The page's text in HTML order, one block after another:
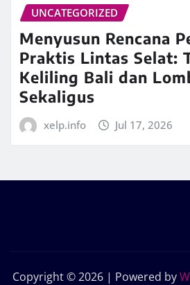
UNCATEGORIZED
Menyusun Rencana
Praktis Lintas Selat:
Keliling Bali dan
Sekaligus
xelp.info Jul 17, 2026
Copyright © 2026 | Powered by